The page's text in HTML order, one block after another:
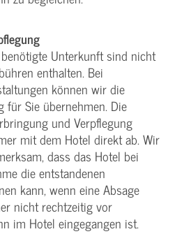
Unterkunft sind nicht
enthalten. Bei
können wir die
für Sie übernehmen. Die
und Verpflegung
mit dem Hotel direkt ab. Wir
dass das Hotel bei
die entstandenen
kann, wenn eine Absage
nicht rechtzeitig vor
im Hotel eingegangen ist.